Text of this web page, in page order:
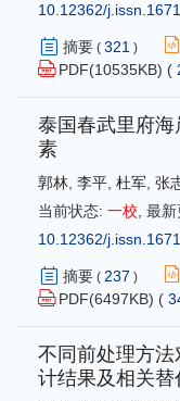
10.12362/
摘要 ( 321 )
PDF(10535KB) (
泰国春武里府
素
郭林 李平 杜军 张
当前状态: 一校 最新
10.12362/
摘要 ( 237 )
PDF(6497KB) (
不同前处理方
计结果及相关